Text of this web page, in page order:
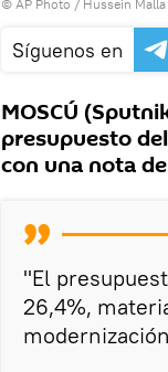
© AP Photo / Hussein Malla
Síguenos en
MOSCÚ
presupuesto
con una nota
"El
26,4%,